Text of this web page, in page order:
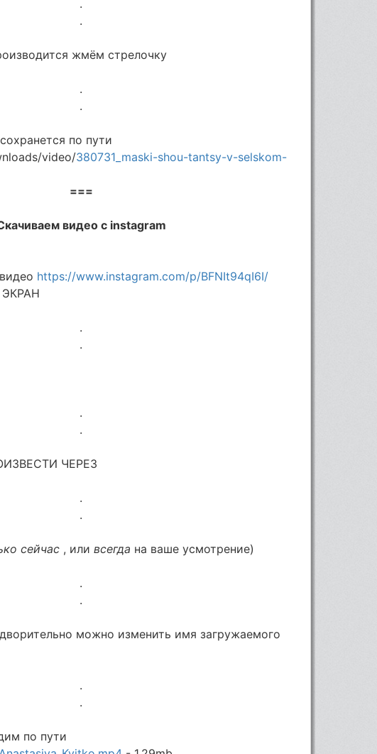
.
.
жмём стрелочку
.
.
по пути
video/380731_maski-shou-tantsy-v-selskom-
===
видео с instagram
https://www.instagram.com/p/BFNIt94qI6I/
.
.
.
.
ЧЕРЕЗ
.
.
сейчас , иливсегда на ваше усмотрение)
.
.
можно изменить имя загружаемого
.
.
по пути